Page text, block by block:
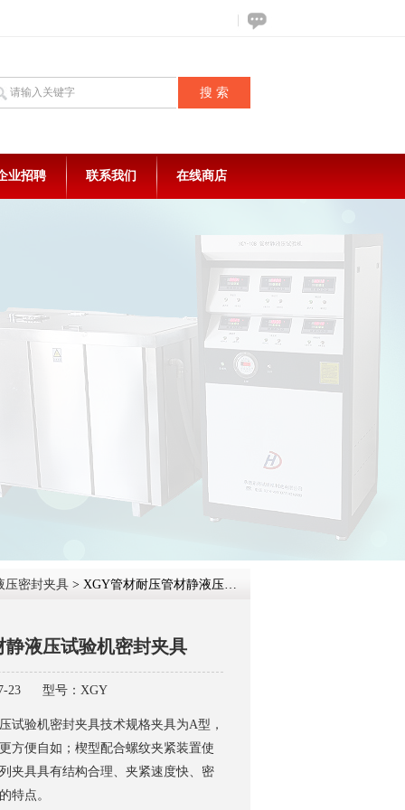
在线咨
业招聘 联系我们 在线商店
压密封夹具 > XGY管材耐压管材静液压试验机密封夹具
静液压试验机密封夹具
23 型号：XGY
试验机密封夹具技术规格夹具为A型，
方便自如；楔型配合螺纹夹紧装置使
夹具具有结构合理、夹紧速度快、密
特点。